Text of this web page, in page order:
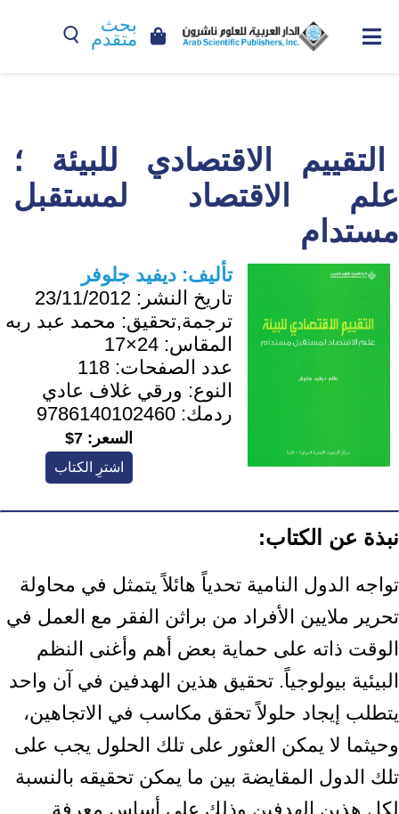
بحث
متقدم
التقييم الاقتصادي للبيئة ؛
علم الاقتصاد لمستقبل
مستدام
تأليف: ديفيد جلوفر
تاريخ النشر: 23/11/2012
ترجمة,تحقيق: محمد عبد ربه
المقاس: 24×17
عدد الصفحات: 118
النوع: ورقي غلاف عادي
ردمك: 9786140102460
السعر: 7$
اشترِ الكتاب
نبذة عن الكتاب:
تواجه الدول النامية تحدياً هائلاً يتمثل في محاولة
تحرير ملايين الأفراد من براثن الفقر مع العمل في
الوقت ذاته على حماية بعض أهم وأغنى النظم
البيئية بيولوجياً. تحقيق هذين الهدفين في آن واحد
يتطلب إيجاد حلولاً تحقق مكاسب في الاتجاهين،
وحيثما لا يمكن العثور على تلك الحلول يجب على
تلك الدول المقايضة بين ما يمكن تحقيقه بالنسبة
لكل هذين الهدفين وذلك على أساس معرفة